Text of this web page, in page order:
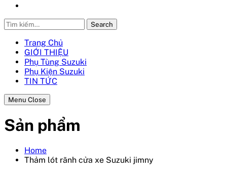
Search
Trang Chủ
GIỚI THIỆU
Phụ Tùng Suzuki
Phụ Kiện Suzuki
TIN TỨC
Menu Close
Sản phẩm
Home
Thảm lót rãnh cửa xe Suzuki jimny